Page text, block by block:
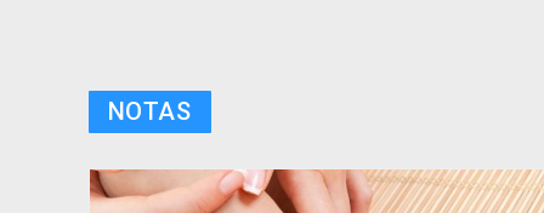
NOTAS